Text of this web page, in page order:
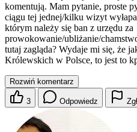
komentują. Mam pytanie, proste
ciągu tej jednej/kilku wizyt
którym należy się ban z urzędu za
prowokowanie/ubliżanie/
tutaj zagląda? Wydaje mi się, że
Królewskich w Polsce, to jest to
Rozwiń komentarz
3 Odpowiedz